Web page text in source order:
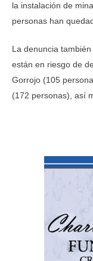
la instalación de
personas han
La denuncia
están en riesgo de
Gorrojo (105
(172 personas), así